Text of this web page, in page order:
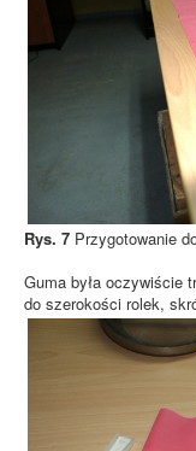
Rys. 7 Przygotowanie
Guma była oczywiście
do szerokości rolek,